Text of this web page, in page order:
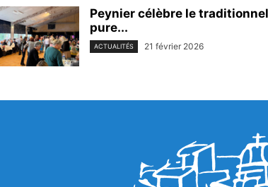
Peynier célèbre le
pure...
ACTUALITÉS 21 février 2026